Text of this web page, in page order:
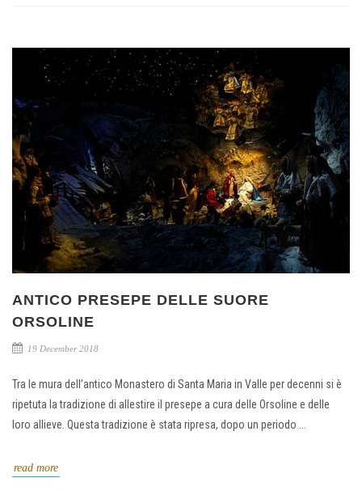
ANTICO PRESEPE DELLE SUORE
ORSOLINE
19 December 2018
Tra le mura dell’antico Monastero di Santa Maria in Valle per decenni si è
ripetuta la tradizione di allestire il presepe a cura delle Orsoline e delle
loro allieve. Questa tradizione è stata ripresa, dopo un periodo ...
read more